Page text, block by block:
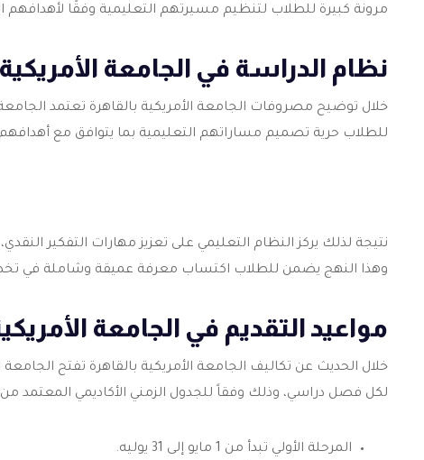
مرونة كبيرة للطلاب لتنظيم مسيرتهم التعليمية وفقًا
نظام الدراسة في الجامعة
خلال توضيح مصروفات الجامعة الأمريكية بالقاهرة تعتمد
للطلاب حرية تصميم مساراتهم التعليمية بما يتوافق مع أهدافهم
نتيجة لذلك يركز النظام التعليمي على تعزيز مهارات التفكير
وهذا النهج يضمن للطلاب اكتساب معرفة عميقة وشاملة في
مواعيد التقديم في الجامعة
خلال الحديث عن تكاليف الجامعة الأمريكية بالقاهرة تفتح
لكل فصل دراسي، وذلك وفقاً للجدول الزمني الأكاديمي المعتمد من
المرحلة الأولي تبدأ من 1 مايو إلى 31 يوليه.